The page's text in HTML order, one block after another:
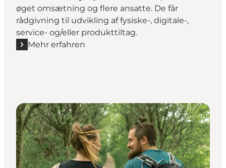
øget omsætning og flere ansatte. De får
rådgivning til udvikling af fysiske-, digitale-,
service- og/eller produkttiltag.
Mehr erfahren
Mehr erfahren "Væksttur 20/22 - Vækstforløb for